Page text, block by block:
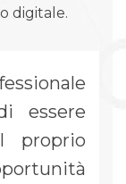
digitale.
essere
proprio